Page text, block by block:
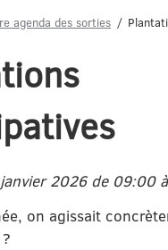
agenda des sorties
2026 de 09:00
on agissait